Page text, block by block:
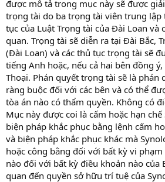
được mô tả trong mục này sẽ được
trọng tài do ba trọng tài viên trung lập
tục của Luật Trọng tài của Đài Loan và
quan. Trọng tài sẽ diễn ra tại Đài Bắc,
(Đài Loan) và các thủ tục trọng tài sẽ
tiếng Anh hoặc, nếu cả hai bên đồng
Thoại. Phán quyết trọng tài sẽ là phán
ràng buộc đối với các bên và có thể
tòa án nào có thẩm quyền. Không có
Mục này được coi là cấm hoặc hạn
biện pháp khắc phục bằng lệnh cấm
và biện pháp khắc phục khác mà
hoặc công bằng đối với bất kỳ vi
nào đối với bất kỳ điều khoản nào của
quan đến quyền sở hữu trí tuệ của